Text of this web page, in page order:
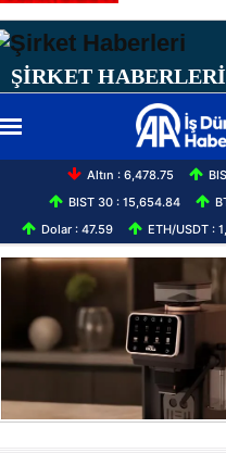
ŞİRKET HABERLERİ